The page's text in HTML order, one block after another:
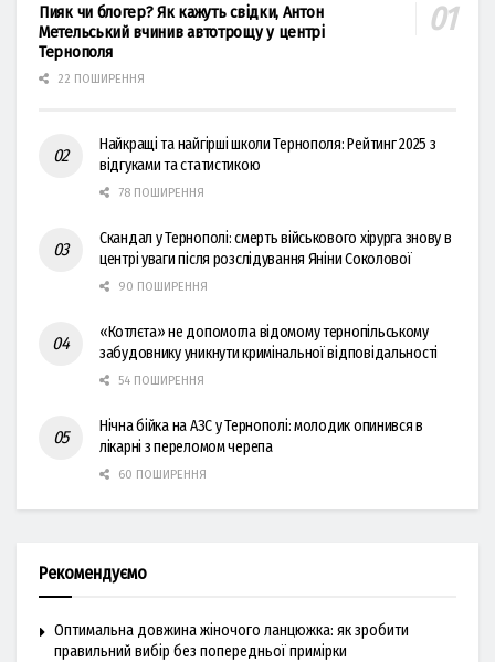
Пияк чи блогер? Як кажуть свідки, Антон
Метельський вчинив автотрощу у центрі
Тернополя
22 ПОШИРЕННЯ
Найкращі та найгірші школи Тернополя: Рейтинг 2025 з
відгуками та статистикою
78 ПОШИРЕННЯ
Скандал у Тернополі: смерть військового хірурга знову в
центрі уваги після розслідування Яніни Соколової
90 ПОШИРЕННЯ
«Котлєта» не допомогла відомому тернопільському
забудовнику уникнути кримінальної відповідальності
54 ПОШИРЕННЯ
Нічна бійка на АЗС у Тернополі: молодик опинився в
лікарні з переломом черепа
60 ПОШИРЕННЯ
Рекомендуємо
Оптимальна довжина жіночого ланцюжка: як зробити
правильний вибір без попередньої примірки